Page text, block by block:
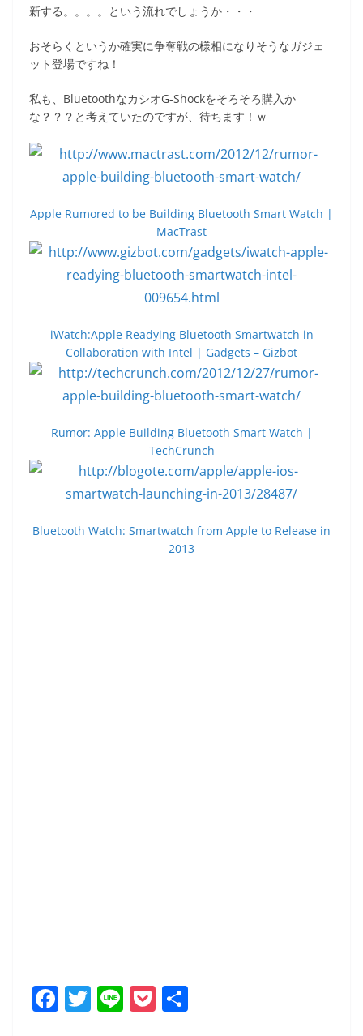
新する。。。。という流れでしょうか・・・
おそらくというか確実に争奪戦の様相になりそうなガジェ
ット登場ですね！
私も、BluetoothなカシオG-Shockをそろそろ購入か
な？？？と考えていたのですが、待ちます！ｗ
Apple Rumored to be Building Bluetooth Smart Watch |
MacTrast
iWatch:Apple Readying Bluetooth Smartwatch in
Collaboration with Intel | Gadgets – Gizbot
Rumor: Apple Building Bluetooth Smart Watch |
TechCrunch
Bluetooth Watch: Smartwatch from Apple to Release in
2013
F T Li P